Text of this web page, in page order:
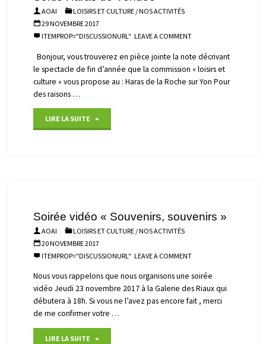
Sainte
AOAI LOISIRS ET CULTURE /NOS ACTIVITÉS
29 NOVEMBRE 2017
ITEMPROP="DISCUSSIONURL" LEAVE A COMMENT
Bonjour, vous trouverez en pièce jointe la note décrivant
le spectacle de fin d’année que la commission « loisirs et
culture » vous propose au : Haras de la Roche sur Yon Pour
des raisons …
LIRE LA SUITE "Sortie
Soirée vidéo « Souvenirs, souvenirs »
AOAI LOISIRS ET CULTURE /NOS ACTIVITÉS
20 NOVEMBRE 2017
ITEMPROP="DISCUSSIONURL" LEAVE A COMMENT
Nous vous rappelons que nous organisons une soirée
vidéo Jeudi 23 novembre 2017 à la Galerie des Riaux qui
débutera à 18h. Si vous ne l’avez pas encore fait , merci
de me confirmer votre …
LIRE LA SUITE "Soirée